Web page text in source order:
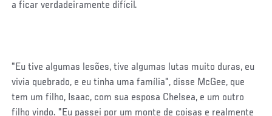
a ficar verdadeiramente difícil.
"Eu tive algumas lesões, tive algumas lutas muito duras, eu
vivia quebrado, e eu tinha uma família", disse McGee, que
tem um filho, Isaac, com sua esposa Chelsea, e um outro
filho vindo. "Eu passei por um monte de coisas e realmente